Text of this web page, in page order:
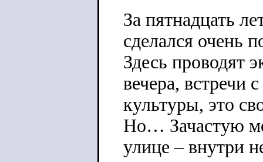
За пятнадцать
сделался очень
Здесь проводят
вечера, встречи
культуры, это
Но… Зачастую
улице – внутри